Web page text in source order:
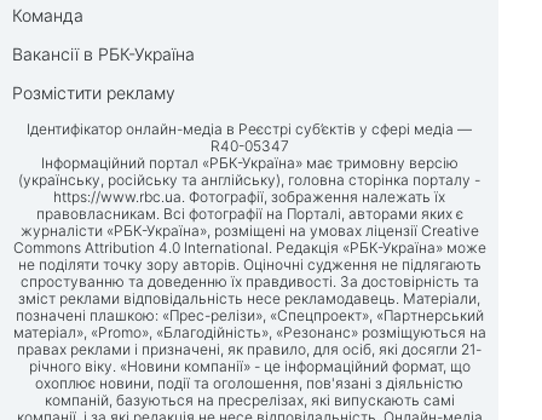
Команда
Вакансії в РБК-Україна
Розмістити рекламу
Ідентифікатор онлайн-медіа в Реєстрі суб’єктів у сфері медіа —
R40-05347
Інформаційний портал «РБК-Україна» має тримовну версію
(українську, російську та англійську), головна сторінка порталу -
https://www.rbc.ua. Фотографії, зображення належать їх
правовласникам. Всі фотографії на Порталі, авторами яких є
журналісти «РБК-Україна», розміщені на умовах ліцензії Creative
Commons Attribution 4.0 International. Редакція «РБК-Україна» може
не поділяти точку зору авторів. Оціночні судження не підлягають
спростуванню та доведенню їх правдивості. За достовірність та
зміст реклами відповідальність несе рекламодавець. Матеріали,
позначені плашкою: «Прес-релізи», «Спецпроект», «Партнерський
матеріал», «Promo», «Благодійність», «Резонанс» розміщуються на
правах реклами і призначені, як правило, для осіб, які досягли 21-
річного віку. «Новини компанії» - це інформаційний формат, що
охоплює новини, події та оголошення, пов'язані з діяльністю
компаній, базуються на пресрелізах, які випускають самі